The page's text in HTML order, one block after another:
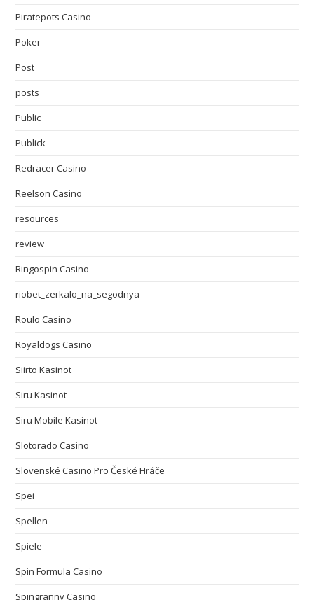
Piratepots Casino
Poker
Post
posts
Public
Publick
Redracer Casino
Reelson Casino
resources
review
Ringospin Casino
riobet_zerkalo_na_segodnya
Roulo Casino
Royaldogs Casino
Siirto Kasinot
Siru Kasinot
Siru Mobile Kasinot
Slotorado Casino
Slovenské Casino Pro České Hráče
Spei
Spellen
Spiele
Spin Formula Casino
Spingranny Casino